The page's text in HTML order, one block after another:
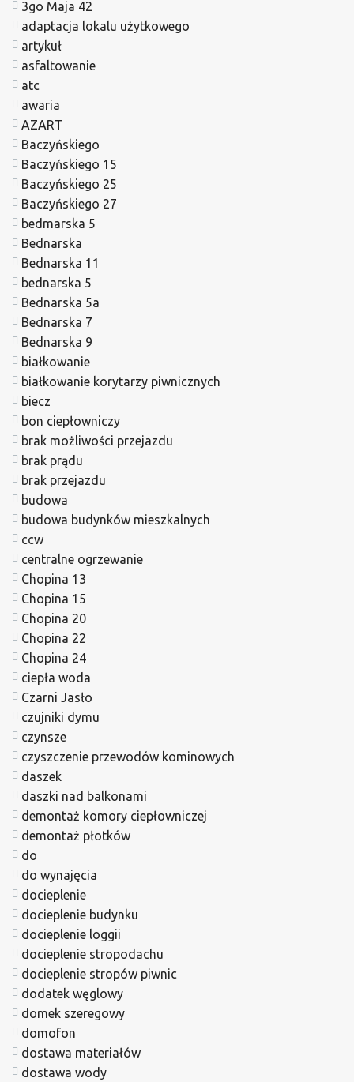
3go Maja 42
adaptacja lokalu użytkowego
artykuł
asfaltowanie
atc
awaria
AZART
Baczyńskiego
Baczyńskiego 15
Baczyńskiego 25
Baczyńskiego 27
bedmarska 5
Bednarska
Bednarska 11
bednarska 5
Bednarska 5a
Bednarska 7
Bednarska 9
białkowanie
białkowanie korytarzy piwnicznych
biecz
bon ciepłowniczy
brak możliwości przejazdu
brak prądu
brak przejazdu
budowa
budowa budynków mieszkalnych
ccw
centralne ogrzewanie
Chopina 13
Chopina 15
Chopina 20
Chopina 22
Chopina 24
ciepła woda
Czarni Jasło
czujniki dymu
czynsze
czyszczenie przewodów kominowych
daszek
daszki nad balkonami
demontaż komory ciepłowniczej
demontaż płotków
do
do wynajęcia
docieplenie
docieplenie budynku
docieplenie loggii
docieplenie stropodachu
docieplenie stropów piwnic
dodatek węglowy
domek szeregowy
domofon
dostawa materiałów
dostawa wody